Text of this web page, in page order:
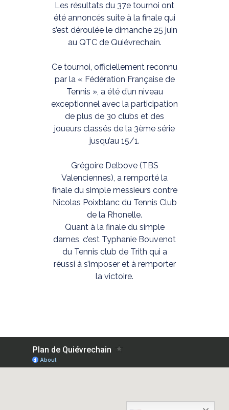
Les résultats du 37e tournoi ont
été annoncés suite à la finale qui
s’est déroulée le dimanche 25 juin
au QTC de Quiévrechain.
Ce tournoi, officiellement reconnu
par la « Fédération Française de
Tennis », a été d’un niveau
exceptionnel avec la participation
de plus de 30 clubs et des
joueurs classés de la 3ème série
jusqu’au 15/1.
Grégoire Delbove (TBS
Valenciennes), a remporté la
finale du simple messieurs contre
Nicolas Poixblanc du Tennis Club
de la Rhonelle.
Quant à la finale du simple
dames, c’est Typhanie Bouvenot
du Tennis club de Trith qui a
réussi à s’imposer et à remporter
la victoire.